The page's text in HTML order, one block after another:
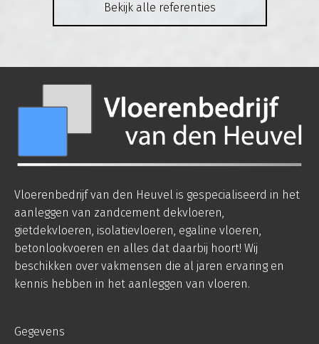
Bekijk alle referenties
Vloerenbedrijf van den Heuvel is gespecialiseerd in het
aanleggen van zandcement dekvloeren,
gietdekvloeren, isolatievloeren, egaline vloeren,
betonlookvoeren en alles dat daarbij hoort! Wij
beschikken over vakmensen die al jaren ervaring en
kennis hebben in het aanleggen van vloeren.
Gegevens